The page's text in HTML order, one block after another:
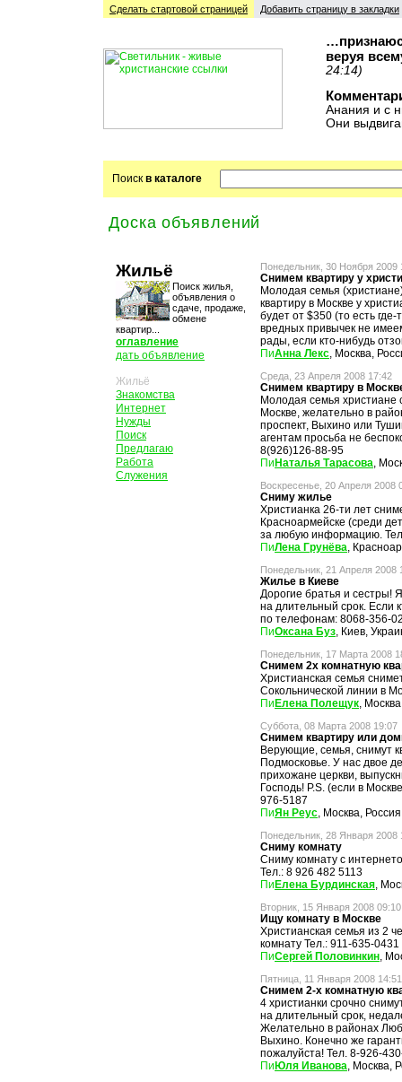
Сделать стартовой cтраницей Добавить страницу в закладки
веруя
24:14)
Анания и с
Они
Поиск в каталоге
Доска объявлений
Жильё
Поиск жилья,
объявления о
сдаче, продаже,
обмене
квартир...
оглавление
дать объявление
Жильё
Знакомства
Интернет
Нужды
Поиск
Предлагаю
Работа
Служения
Понедельник, 30 Ноября 2009
Снимем квартиру у
Молодая семья
квартиру в Москве у
будет от $350 (то есть
вредных привычек не
рады, если кто-нибудь
Анна Лекс, Москва,
Среда, 23 Апреля 2008 17:42
Снимем квартиру в
Молодая семья христиане
Москве, желательно в
проспект, Выхино или
агентам просьба не
8(926)126-88-95
Наталья Тарасова,
Воскресенье, 20 Апреля 2008
Сниму жилье
Христианка 26-ти лет
Красноармейске (среди
за любую информацию.
Лена Грунёва,
Понедельник, 21 Апреля 2008
Жилье в Киеве
Дорогие братья и сестры!
на длительный срок. Если
по телефонам: 8068-356-
Оксана Буз, Киев,
Понедельник, 17 Марта 2008
Снимем 2х комнатную
Христианская семья
Сокольнической линии в
Елена Полещук,
Суббота, 08 Марта 2008 19:07
Снимем квартиру или
Верующие, семья, снимут
Подмосковье. У нас двое
прихожане церкви,
Господь! P.S. (если в
976-5187
Ян Реус, Москва, Россия
Понедельник, 28 Января 2008
Сниму комнату
Сниму комнату с
Тел.: 8 926 482 5113
Елена Бурдинская,
Вторник, 15 Января 2008 09:10
Ищу комнату в Москве
Христианская семья из 2
комнату Тел.: 911-635-0431
Сергей Половинкин,
Пятница, 11 Января 2008 14:51
Снимем 2-х комнатную
4 христианки срочно
на длительный срок,
Желательно в районах
Выхино. Конечно же
пожалуйста! Тел. 8-926-
Юля Иванова, Москва,